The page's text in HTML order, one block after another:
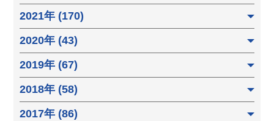
2021年 (170)
2020年 (43)
2019年 (67)
2018年 (58)
2017年 (86)